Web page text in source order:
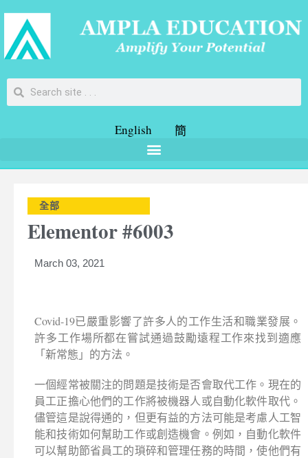
English 簡
全部
Elementor #6003
March 03, 2021
Covid-19已嚴重影響了許多人的工作生活和職業發展。
許多工作場所都在嘗試通過鼓勵遠程工作來找到適應
「新常態」的方法。
一個經常被關注的問題是技術是否會取代工作。現在的
員工正擔心他們的工作將被機器人或自動化軟件取代。
儘管這是說得通的，但更有益的方法可能是考慮人工智
能和技術如何幫助工作或創造機會。例如，自動化軟件
可以幫助節省員工的瑣碎和管理任務的時間，使他們有